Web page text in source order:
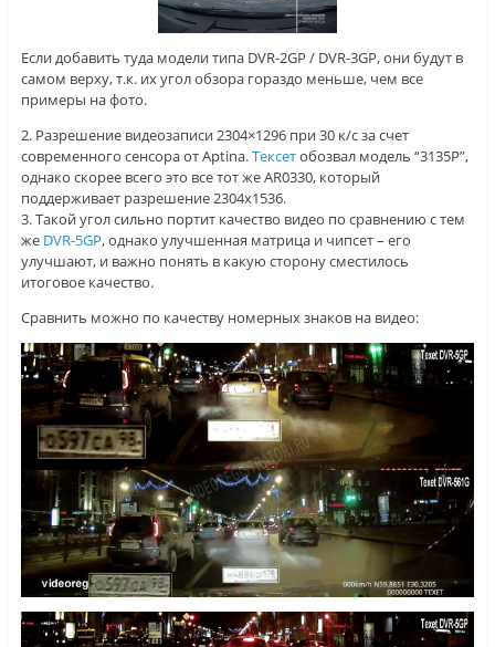
Если добавить туда модели типа DVR-2GP / DVR-3GP, они будут в
самом верху, т.к. их угол обзора гораздо меньше, чем все
примеры на фото.
2. Разрешение видеозаписи 2304×1296 при 30 к/с за счет
современного сенсора от Aptina.Тексетобозвал модель “3135P”,
однако скорее всего это все тот же AR0330, который
поддерживает разрешение 2304х1536.
3. Такой угол сильно портит качество видео по сравнению с тем
же DVR-5GP, однако улучшенная матрица и чипсет – его
улучшают, и важно понять в какую сторону сместилось
итоговое качество.
Сравнить можно по качеству номерных знаков на видео: